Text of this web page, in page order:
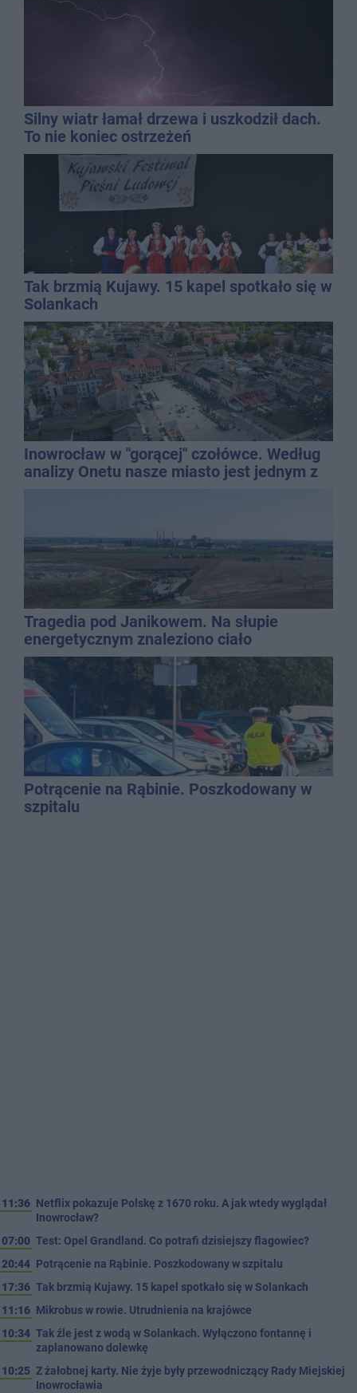
Silny wiatr łamał drzewa i uszkodził dach.
To nie koniec ostrzeżeń
Tak brzmią Kujawy. 15 kapel spotkało się w
Solankach
Inowrocław w "gorącej" czołówce. Według
analizy Onetu nasze miasto jest jednym z
Tragedia pod Janikowem. Na słupie
energetycznym znaleziono ciało
mężczyzny
Potrącenie na Rąbinie. Poszkodowany w
szpitalu
11:36 Netflix pokazuje Polskę z 1670 roku. A jak wtedy wyglądał
Inowrocław?
07:00 Test: Opel Grandland. Co potrafi dzisiejszy flagowiec?
20:44 Potrącenie na Rąbinie. Poszkodowany w szpitalu
17:36 Tak brzmią Kujawy. 15 kapel spotkało się w Solankach
11:16 Mikrobus w rowie. Utrudnienia na krajówce
10:34 Tak źle jest z wodą w Solankach. Wyłączono fontannę i
zaplanowano dolewkę
10:25 Z żałobnej karty. Nie żyje były przewodniczący Rady Miejskiej
Inowrocławia